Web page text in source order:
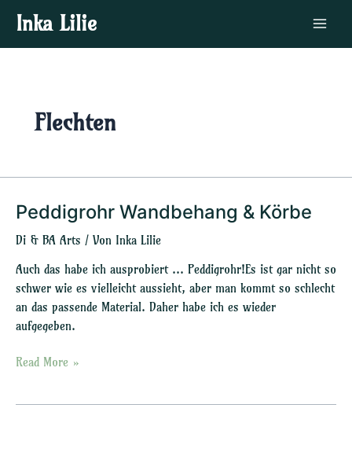
Inhalt
springen
Inka Lilie
Main
Menu
Flechten
Peddigrohr Wandbehang & Körbe
Di & BA Arts / Von Inka Lilie
Auch das habe ich ausprobiert … Peddigrohr!Es ist gar nicht so
schwer wie es vielleicht aussieht, aber man kommt so schlecht
an das passende Material. Daher habe ich es wieder
aufgegeben.
Peddigrohr
&
Körbe
Read More »